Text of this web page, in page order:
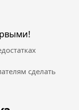
сделать